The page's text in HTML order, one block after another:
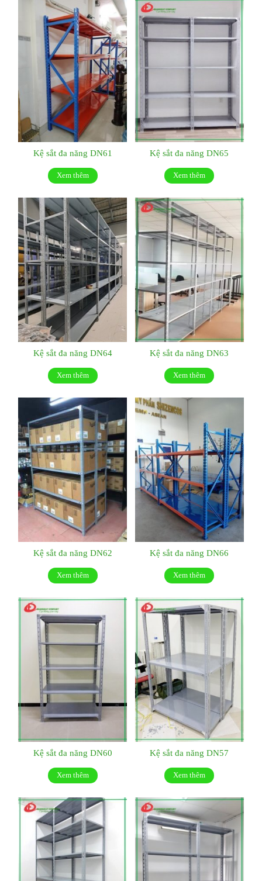
Kệ sắt đa năng DN61
Xem thêm
Kệ sắt đa năng DN65
Xem thêm
Kệ sắt đa năng DN64
Xem thêm
Kệ sắt đa năng DN63
Xem thêm
Kệ sắt đa năng DN62
Xem thêm
Kệ sắt đa năng DN66
Xem thêm
Kệ sắt đa năng DN60
Xem thêm
Kệ sắt đa năng DN57
Xem thêm